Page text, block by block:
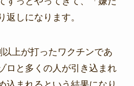
返しになります。
上が打ったワクチンであ
ロと多くの人が引き込まれ